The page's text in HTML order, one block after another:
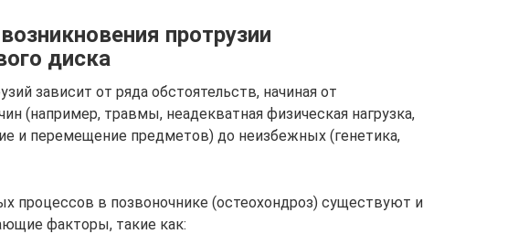
протрузии
диска
зависит от ряда обстоятельств, начиная от
(например, травмы, неадекватная физическая нагрузка,
и перемещение предметов) до неизбежных (генетика,
процессов в позвоночнике (остеохондроз) существуют и
факторы, такие как: